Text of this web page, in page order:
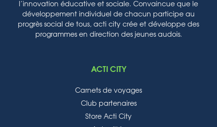
l’innovation éducative et sociale. Convaincue que le
développement individuel de chacun participe au
progrès social de tous, acti city crée et développe des
programmes en direction des jeunes audois.
ACTI CITY
Carnets de voyages
Club partenaires
Store Acti City